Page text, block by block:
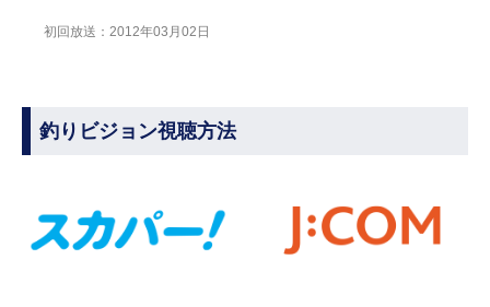
初回放送：2012年03月02日
釣りビジョン視聴方法